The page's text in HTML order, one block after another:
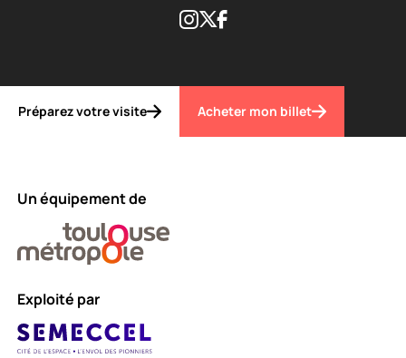
Instagram
TwitterFacebook
Préparez votre visite Acheter mon billet
Un équipement de
Exploité par